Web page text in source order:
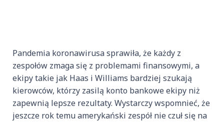
Pandemia koronawirusa sprawiła, że każdy z
zespołów zmaga się z problemami finansowymi, a
ekipy takie jak Haas i Williams bardziej szukają
kierowców, którzy zasilą konto bankowe ekipy niż
zapewnią lepsze rezultaty. Wystarczy wspomnieć, że
jeszcze rok temu amerykański zespół nie czuł się na